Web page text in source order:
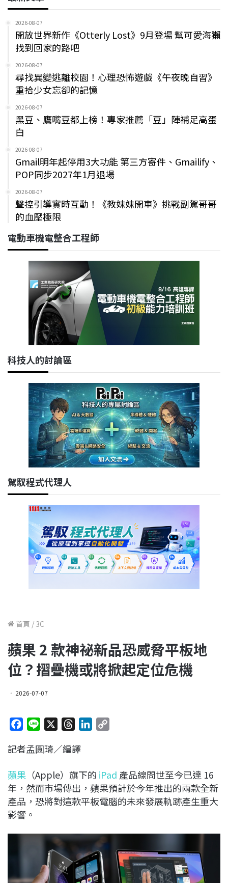
2026-08-07
開放世界新作《Otterly Lost》9月登場 幫可愛海獺
找到回家的路吧
2026-08-07
尋找異變逃離校園！心理恐怖遊戲《午夜晚自習》
重拾少女忘卻的記憶
2026-08-07
黑豆、鷹嘴豆都上榜！專家推薦「豆」陣補足高蛋
白
2026-08-07
Gmail明年起停用3大功能 第三方寄件、Gmailify、
POP同步2027年1月退場
2026-08-07
聲控引導實時互動！《教妹妹開車》挑戰副駕哥哥
的血壓極限
電動車機電整合工程師
科技人的討論區
駕馭程式代理人